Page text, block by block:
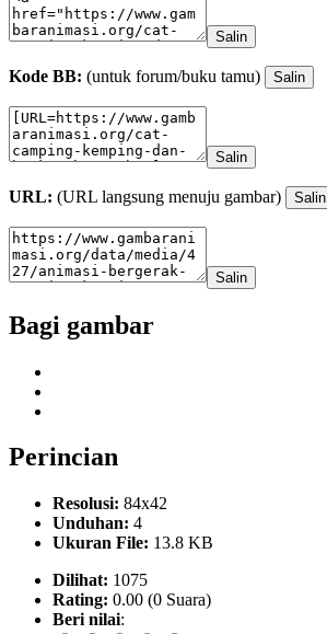
Salin
Kode BB: (untuk forum/buku tamu) Salin
Salin
URL: (URL langsung menuju gambar) Salin
Salin
Bagi gambar
Perincian
Resolusi: 84x42
Unduhan: 4
Ukuran File: 13.8 KB
Dilihat: 1075
Rating: 0.00 (0 Suara)
Beri nilai: